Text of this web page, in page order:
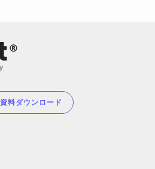
資料ダウンロード